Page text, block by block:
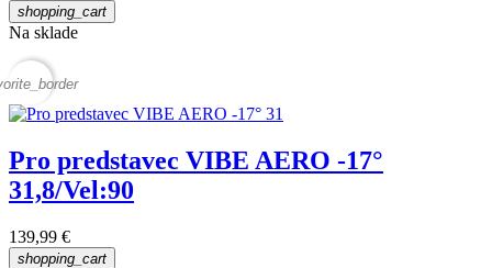
shopping_cart
Na sklade
Pro predstavec VIBE AERO -17°
31,8/Vel:90
139,99 €
shopping_cart